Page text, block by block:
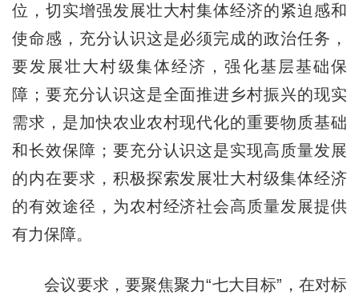
位，切实增强发展壮大村集体经济的紧迫感和
使命感，充分认识这是必须完成的政治任务，
要发展壮大村级集体经济，强化基层基础保
障；要充分认识这是全面推进乡村振兴的现实
需求，是加快农业农村现代化的重要物质基础
和长效保障；要充分认识这是实现高质量发展
的内在要求，积极探索发展壮大村级集体经济
的有效途径，为农村经济社会高质量发展提供
有力保障。
会议要求，要聚焦聚力“七大目标”，在对标